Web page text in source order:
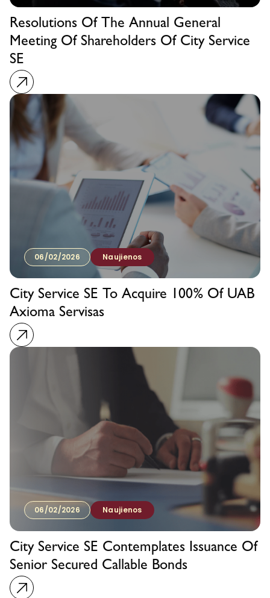
Resolutions Of The Annual General
Meeting Of Shareholders Of City Service
SE
06/02/2026 Naujienos
City Service SE To Acquire 100% Of UAB
Axioma Servisas
06/02/2026 Naujienos
City Service SE Contemplates Issuance Of
Senior Secured Callable Bonds